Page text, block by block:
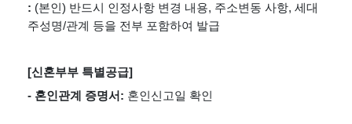
: (본인) 반드시 인정사항 변경 내용, 주소변동 사항, 세대
주성명/관계 등을 전부 포함하여 발급
[신혼부부 특별공급]
- 혼인관계 증명서: 혼인신고일 확인